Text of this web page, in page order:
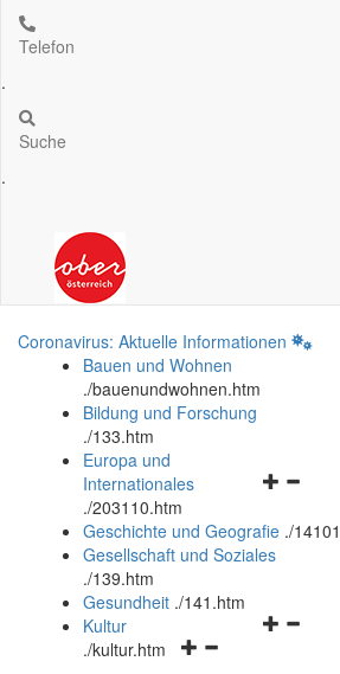
Telefon
.
Suche
.
Coronavirus: Aktuelle Informationen
Bauen und Wohnen
./bauenundwohnen.htm
Bildung und Forschung
./133.htm
und
schließen
Europa und
Internationales
./203110.htm
Geschichte und Geografie ./
Gesellschaft und Soziales
./139.htm
Gesundheit ./141.htm
Navigationsmenü
Kultur
./kultur.htm